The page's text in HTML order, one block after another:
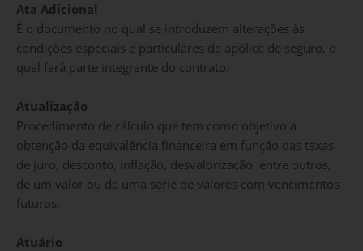
Ata Adicional
É o documento no qual se introduzem alterações às
condições especiais e particulares da apólice de seguro, o
qual fará parte integrante do contrato.
Atualização
Procedimento de cálculo que tem como objetivo a
obtenção da equivalência financeira em função das taxas
de juro, desconto, inflação, desvalorização, entre outros,
de um valor ou de uma série de valores com vencimentos
futuros.
Atuário